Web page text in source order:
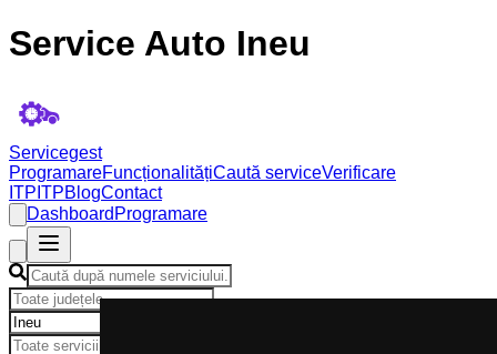
Service Auto Ineu
Servicegest
ProgramareFuncționalitățiCaută serviceVerificare
ITP ITPBlogContact
Dashboard Programare